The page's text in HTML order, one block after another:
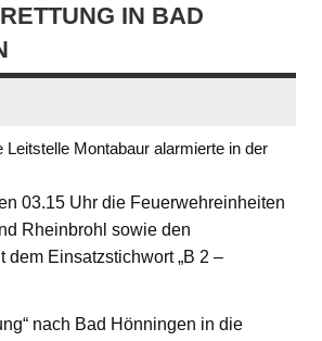
IN BAD
Leitstelle Montabaur alarmierte in der
03.15 Uhr die Feuerwehreinheiten
Rheinbrohl sowie den
dem Einsatzstichwort „B 2 –
nach Bad Hönningen in die